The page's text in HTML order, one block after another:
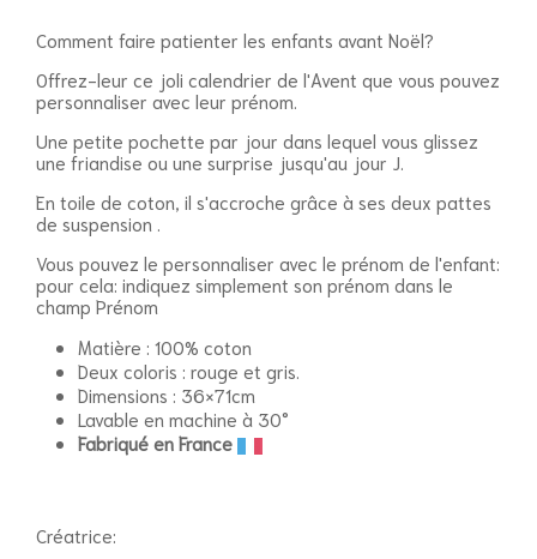
Comment faire patienter les enfants avant Noël?
Offrez-leur ce joli calendrier de l'Avent que vous pouvez
personnaliser avec leur prénom.
Une petite pochette par jour dans lequel vous glissez
une friandise ou une surprise jusqu'au jour J.
En toile de coton, il s'accroche grâce à ses deux pattes
de suspension .
Vous pouvez le personnaliser avec le prénom de l'enfant:
pour cela: indiquez simplement son prénom dans le
champ Prénom
Matière : 100% coton
Deux coloris : rouge et gris.
Dimensions : 36×71cm
Lavable en machine à 30°
Fabriqué en France
Créatrice: